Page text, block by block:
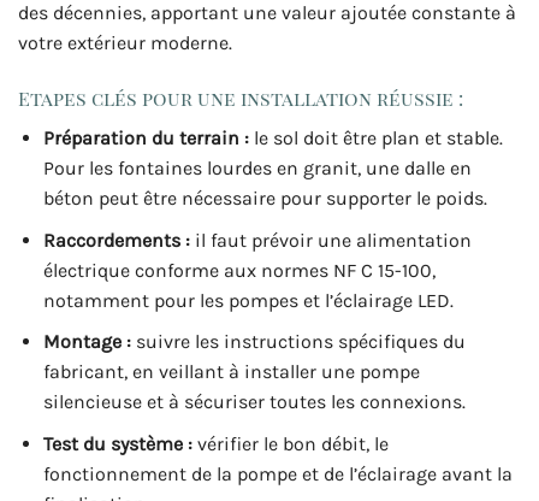
des décennies, apportant une valeur ajoutée constante à
votre extérieur moderne.
Etapes clés pour une installation réussie :
Préparation du terrain :le sol doit être plan et stable.
Pour les fontaines lourdes en granit, une dalle en
béton peut être nécessaire pour supporter le poids.
Raccordements :il faut prévoir une alimentation
électrique conforme aux normes NF C 15-100,
notamment pour les pompes et l’éclairage LED.
Montage :suivre les instructions spécifiques du
fabricant, en veillant à installer une pompe
silencieuse et à sécuriser toutes les connexions.
Test du système :vérifier le bon débit, le
fonctionnement de la pompe et de l’éclairage avant la